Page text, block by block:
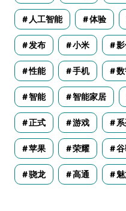
人工智能 体验
发布 小米
性能 手机
智能 智能家居
正式 游戏
苹果 荣耀
骁龙 高通